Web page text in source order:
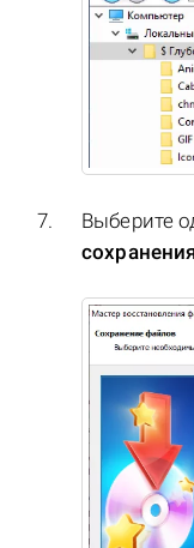
Выберите